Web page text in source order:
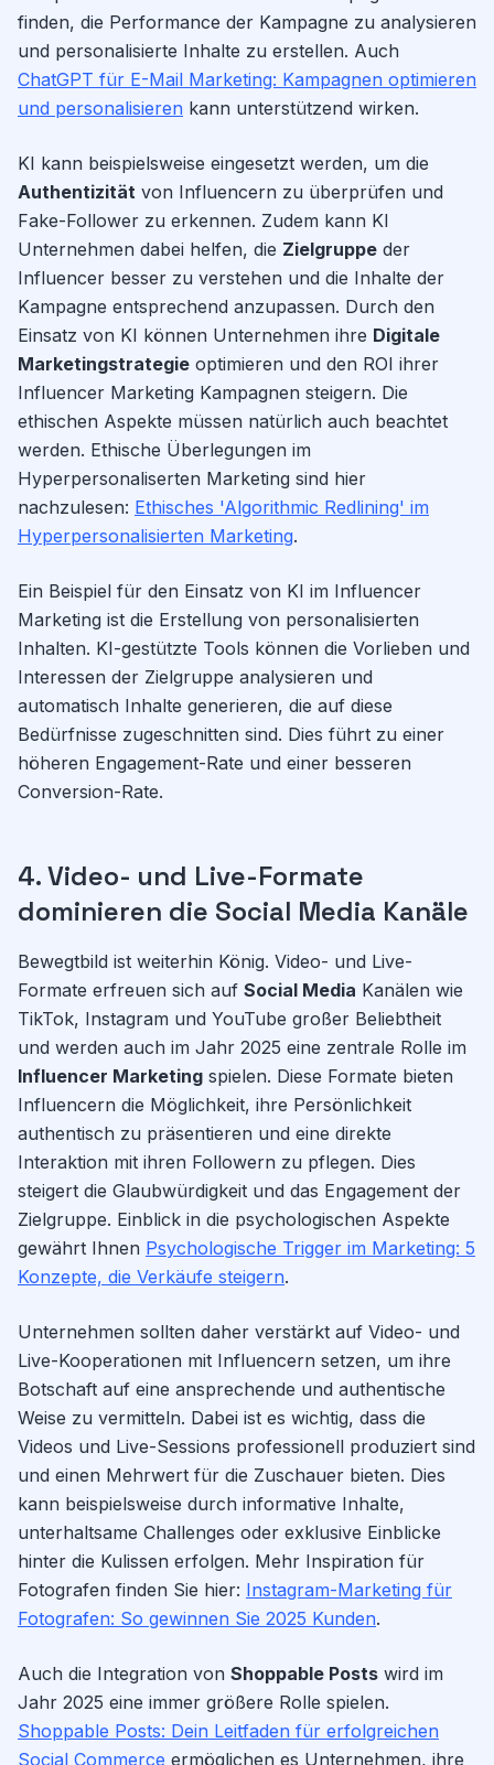
finden, die Performance der Kampagne zu analysieren
und personalisierte Inhalte zu erstellen. Auch
ChatGPT für E-Mail Marketing: Kampagnen optimieren
und personalisieren kann unterstützend wirken.
KI kann beispielsweise eingesetzt werden, um die
Authentizität von Influencern zu überprüfen und
Fake-Follower zu erkennen. Zudem kann KI
Unternehmen dabei helfen, die Zielgruppe der
Influencer besser zu verstehen und die Inhalte der
Kampagne entsprechend anzupassen. Durch den
Einsatz von KI können Unternehmen ihre Digitale
Marketingstrategie optimieren und den ROI ihrer
Influencer Marketing Kampagnen steigern. Die
ethischen Aspekte müssen natürlich auch beachtet
werden. Ethische Überlegungen im
Hyperpersonaliserten Marketing sind hier
nachzulesen: Ethisches 'Algorithmic Redlining' im
Hyperpersonalisierten Marketing.
Ein Beispiel für den Einsatz von KI im Influencer
Marketing ist die Erstellung von personalisierten
Inhalten. KI-gestützte Tools können die Vorlieben und
Interessen der Zielgruppe analysieren und
automatisch Inhalte generieren, die auf diese
Bedürfnisse zugeschnitten sind. Dies führt zu einer
höheren Engagement-Rate und einer besseren
Conversion-Rate.
4. Video- und Live-Formate
dominieren die Social Media Kanäle
Bewegtbild ist weiterhin König. Video- und Live-
Formate erfreuen sich auf Social Media Kanälen wie
TikTok, Instagram und YouTube großer Beliebtheit
und werden auch im Jahr 2025 eine zentrale Rolle im
Influencer Marketing spielen. Diese Formate bieten
Influencern die Möglichkeit, ihre Persönlichkeit
authentisch zu präsentieren und eine direkte
Interaktion mit ihren Followern zu pflegen. Dies
steigert die Glaubwürdigkeit und das Engagement der
Zielgruppe. Einblick in die psychologischen Aspekte
gewährt Ihnen Psychologische Trigger im Marketing: 5
Konzepte, die Verkäufe steigern.
Unternehmen sollten daher verstärkt auf Video- und
Live-Kooperationen mit Influencern setzen, um ihre
Botschaft auf eine ansprechende und authentische
Weise zu vermitteln. Dabei ist es wichtig, dass die
Videos und Live-Sessions professionell produziert sind
und einen Mehrwert für die Zuschauer bieten. Dies
kann beispielsweise durch informative Inhalte,
unterhaltsame Challenges oder exklusive Einblicke
hinter die Kulissen erfolgen. Mehr Inspiration für
Fotografen finden Sie hier: Instagram-Marketing für
Fotografen: So gewinnen Sie 2025 Kunden.
Auch die Integration von Shoppable Posts wird im
Jahr 2025 eine immer größere Rolle spielen.
Shoppable Posts: Dein Leitfaden für erfolgreichen
Social Commerce ermöglichen es Unternehmen, ihre